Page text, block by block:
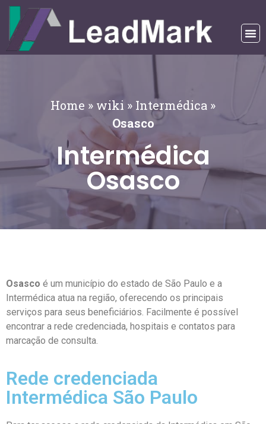
Home » wiki » Intermédica »
Osasco
Intermédica
Osasco
Osasco é um município do estado de São Paulo e a
Intermédica atua na região, oferecendo os principais
serviços para seus beneficiários. Facilmente é possível
encontrar a rede credenciada, hospitais e contatos para
marcação de consulta.
Rede credenciada
Intermédica São Paulo